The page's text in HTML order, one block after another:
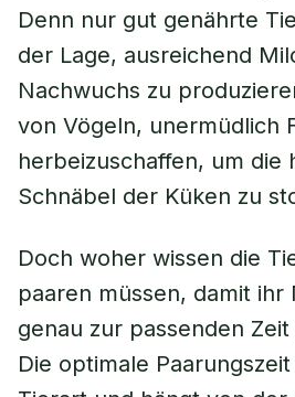
Denn nur gut genährte
der Lage, ausreichend
Nachwuchs zu
von Vögeln, unermüdlich
herbeizuschaffen, um die
Schnäbel der Küken zu
Doch woher wissen die
paaren müssen, damit ihr
genau zur passenden
Die optimale